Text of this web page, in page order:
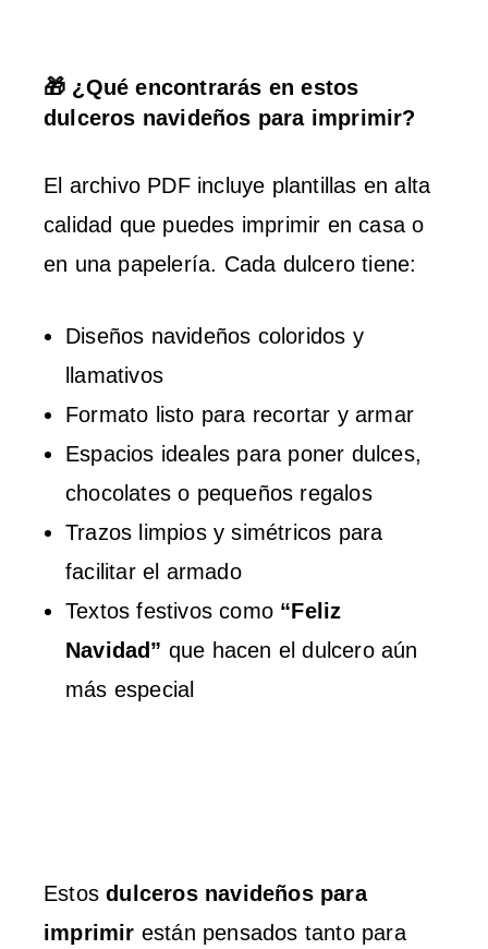
🎁 ¿Qué encontrarás en estos
dulceros navideños para imprimir?
El archivo PDF incluye plantillas en alta
calidad que puedes imprimir en casa o
en una papelería. Cada dulcero tiene:
Diseños navideños coloridos y
llamativos
Formato listo para recortar y armar
Espacios ideales para poner dulces,
chocolates o pequeños regalos
Trazos limpios y simétricos para
facilitar el armado
Textos festivos como “Feliz
Navidad” que hacen el dulcero aún
más especial
Estosdulceros navideños para
imprimir están pensados tanto para